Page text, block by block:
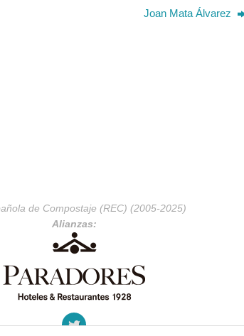
Joan Mata Álvarez
de Compostaje (REC) (2005-2025)
Alianzas: